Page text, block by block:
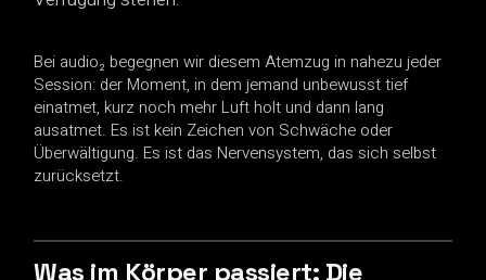
Bei audio₂ begegnen wir diesem Atemzug in nahezu jeder
Session: der Moment, in dem jemand unbewusst tief
einatmet, kurz noch mehr Luft holt und dann lang
ausatmet. Es ist kein Zeichen von Schwäche oder
Überwältigung. Es ist das Nervensystem, das sich selbst
zurücksetzt.
Was im Körper passiert: Die